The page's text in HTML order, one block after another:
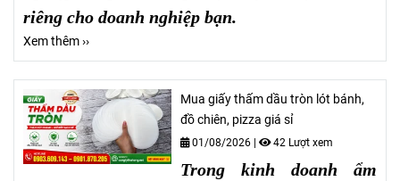
riêng cho doanh nghiệp bạn.
Xem thêm ››
Mua giấy thấm dầu tròn lót bánh,
đồ chiên, pizza giá sỉ
01/08/2026 | 42 Lượt xem
Trong kinh doanh ẩm